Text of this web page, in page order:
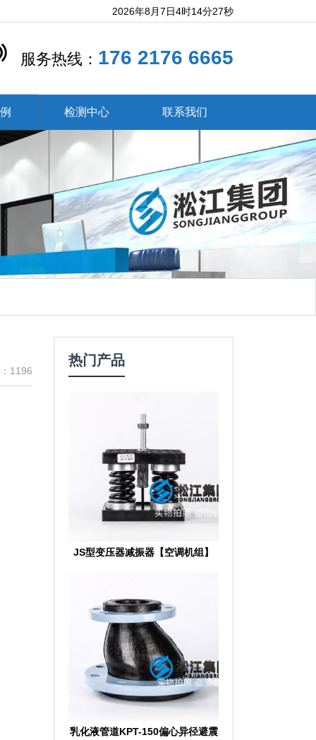
2026年8月7日4时14分28秒
服务热线： 176 2176 6665
检测中心 联系我们
1196
热门产品
JS型变压器减振器【空调机组】
乳化液管道KPT-150偏心异径避震